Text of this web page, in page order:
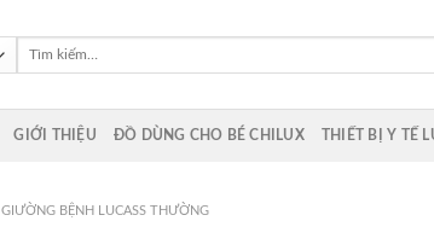
GIỚI THIỆU ĐỒ DÙNG CHO BÉ CHILUX THIẾT BỊ Y TẾ
GIƯỜNG BỆNH LUCASS THƯỜNG